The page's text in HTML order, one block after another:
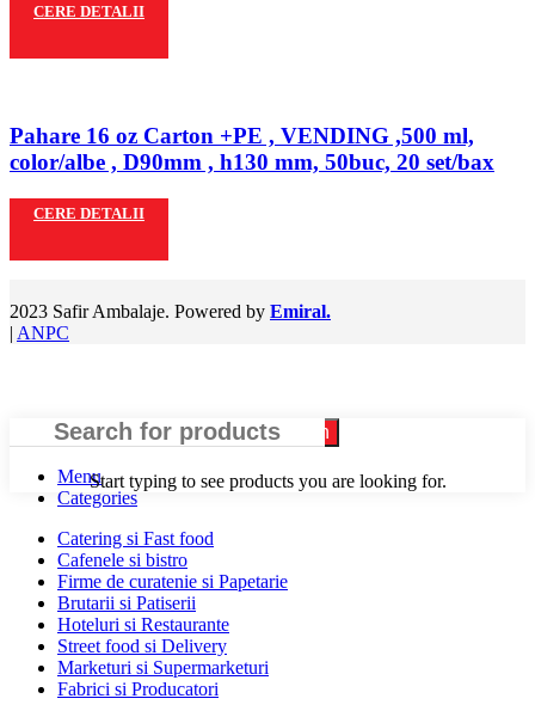
CERE DETALII
Pahare 16 oz Carton +PE , VENDING ,500 ml,
color/albe , D90mm , h130 mm, 50buc, 20 set/bax
CERE DETALII
2023 Safir Ambalaje. Powered by Emiral.
| ANPC
Start typing to see products you are looking for.
Search
Menu
Categories
Catering si Fast food
Cafenele si bistro
Firme de curatenie si Papetarie
Brutarii si Patiserii
Hoteluri si Restaurante
Street food si Delivery
Marketuri si Supermarketuri
Fabrici si Producatori